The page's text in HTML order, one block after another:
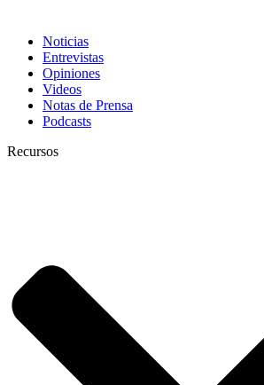
Noticias
Entrevistas
Opiniones
Videos
Notas de Prensa
Podcasts
Recursos